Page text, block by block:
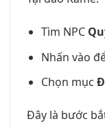
Tìm NPC
Nhấn vào
Chọn mục
Đây là bước